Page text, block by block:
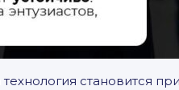
становится